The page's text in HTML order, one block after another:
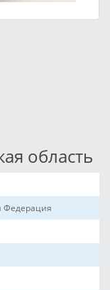
область
Федерация